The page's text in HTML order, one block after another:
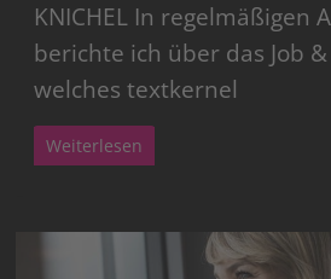
KNICHEL In regelmäßigen
berichte ich über das Job
welches textkernel
Weiterlesen